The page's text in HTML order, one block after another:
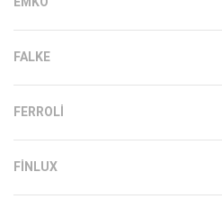
FALKE
FERROLI
FINLUX